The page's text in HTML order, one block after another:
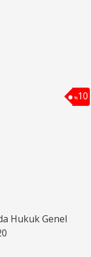
%10
Hukuk Genel